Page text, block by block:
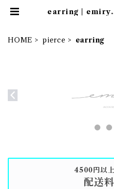
earring |
HOME pierce earring
4500円以
配送